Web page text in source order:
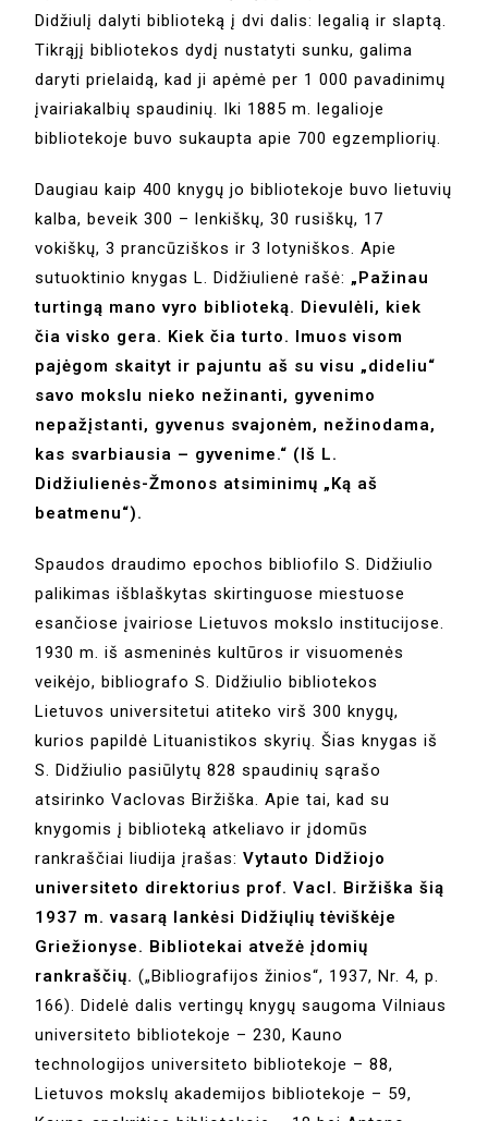
Didžiulį dalyti biblioteką į dvi dalis: legalią ir slaptą.
Tikrąjį bibliotekos dydį nustatyti sunku, galima
daryti prielaidą, kad ji apėmė per 1 000 pavadinimų
įvairiakalbių spaudinių. Iki 1885 m. legalioje
bibliotekoje buvo sukaupta apie 700 egzempliorių.
Daugiau kaip 400 knygų jo bibliotekoje buvo lietuvių
kalba, beveik 300 – lenkiškų, 30 rusiškų, 17
vokiškų, 3 prancūziškos ir 3 lotyniškos. Apie
sutuoktinio knygas L. Didžiulienė rašė: „Pažinau
turtingą mano vyro biblioteką. Dievulėli, kiek
čia visko gera. Kiek čia turto. Imuos visom
pajėgom skaityt ir pajuntu aš su visu „dideliu“
savo mokslu nieko nežinanti, gyvenimo
nepažįstanti, gyvenus svajonėm, nežinodama,
kas svarbiausia – gyvenime.“ (Iš L.
Didžiulienės-Žmonos atsiminimų „Ką aš
beatmenu“).
Spaudos draudimo epochos bibliofilo S. Didžiulio
palikimas išblaškytas skirtinguose miestuose
esančiose įvairiose Lietuvos mokslo institucijose.
1930 m. iš asmeninės kultūros ir visuomenės
veikėjo, bibliografo S. Didžiulio bibliotekos
Lietuvos universitetui atiteko virš 300 knygų,
kurios papildė Lituanistikos skyrių. Šias knygas iš
S. Didžiulio pasiūlytų 828 spaudinių sąrašo
atsirinko Vaclovas Biržiška. Apie tai, kad su
knygomis į biblioteką atkeliavo ir įdomūs
rankraščiai liudija įrašas:Vytauto Didžiojo
universiteto direktorius prof. Vacl. Biržiška šią
1937 m. vasarą lankėsi Didžiųlių tėviškėje
Griežionyse. Bibliotekai atvežė įdomių
rankraščių. („Bibliografijos žinios“, 1937, Nr. 4, p.
166). Didelė dalis vertingų knygų saugoma Vilniaus
universiteto bibliotekoje – 230, Kauno
technologijos universiteto bibliotekoje – 88,
Lietuvos mokslų akademijos bibliotekoje – 59,